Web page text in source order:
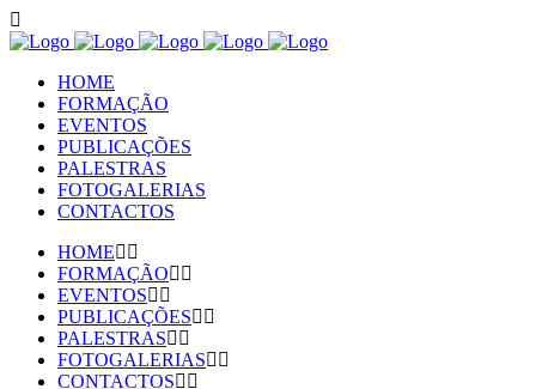
HOME
FORMAÇÃO
EVENTOS
PUBLICAÇÕES
PALESTRAS
FOTOGALERIAS
CONTACTOS
HOME
FORMAÇÃO
EVENTOS
PUBLICAÇÕES
PALESTRAS
FOTOGALERIAS
CONTACTOS